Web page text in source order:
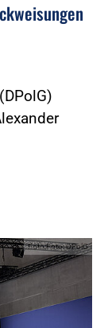
Foto:Foto: DPolG